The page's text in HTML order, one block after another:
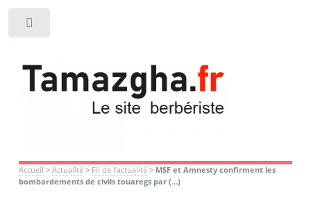
Accueil > Actualité> Fil de l’actualité> MSF et Amnesty confirment les
bombardements de civils touaregs par (…)